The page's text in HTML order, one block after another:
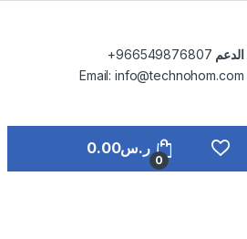
الدعم
Email: info@technohom.com
0
ر.س0.00